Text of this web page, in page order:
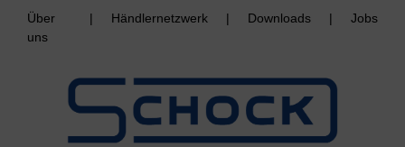
Über
uns
| Händlernetzwerk | Downloads | Jobs